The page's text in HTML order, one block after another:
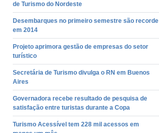
de Turismo do Nordeste
Desembarques no primeiro semestre são recorde
em 2014
Projeto aprimora gestão de empresas do setor
turístico
Secretária de Turismo divulga o RN em Buenos
Aires
Governadora recebe resultado de pesquisa de
satisfação entre turistas durante a Copa
Turismo Acessível tem 228 mil acessos em